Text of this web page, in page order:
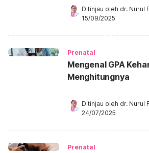
Ditinjau oleh dr. Nurul
15/09/2025
Prenatal
Mengenal GPA
Menghitungnya
Ditinjau oleh dr. Nurul
24/07/2025
Prenatal